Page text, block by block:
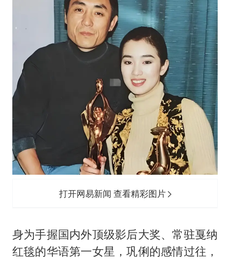
打开网易新闻 查看精彩图片
身为手握国内外顶级影后大奖、常驻戛纳
红毯的华语第一女星，巩俐的感情过往，